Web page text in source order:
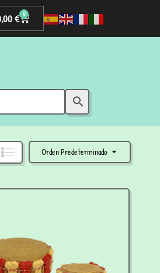
€ 0
Orden Predeterminado